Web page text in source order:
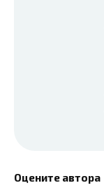
Оцените автора